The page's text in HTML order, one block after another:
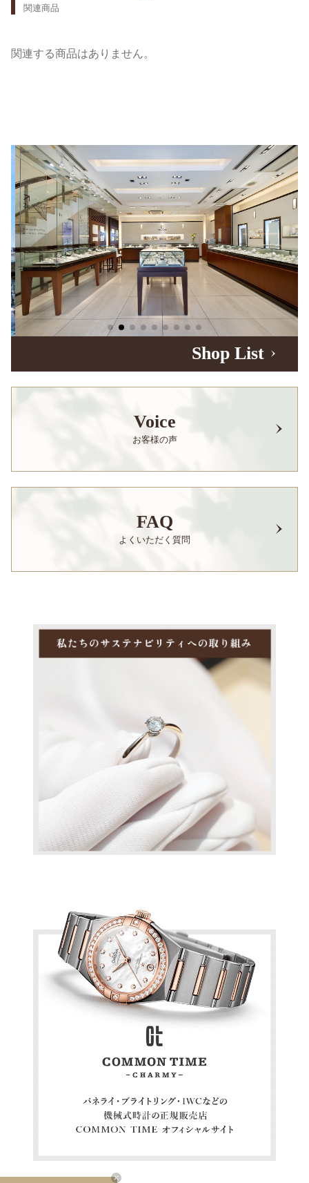
関連商品
関連する商品はありません。
Shop List
Voice
お客様の声
FAQ
よくいただく質問